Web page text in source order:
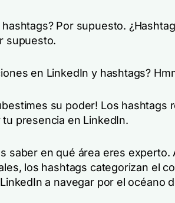
Por supuesto.
supuesto.
en LinkedIn y hashtags?
su poder! Los hashtags
presencia en LinkedIn.
saber en qué área eres experto.
los hashtags categorizan el
a navegar por el océano